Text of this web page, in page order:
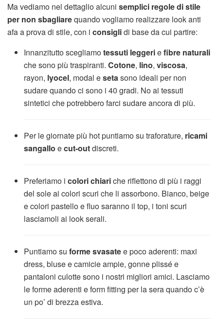
Ma vediamo nel dettaglio alcuni semplici regole di stile
per non sbagliarequando vogliamo realizzare look anti
afa a prova di stile, con i consiglidi base da cui partire:
Innanzitutto scegliamotessuti leggeriefibre naturali
che sono più traspiranti.Cotone, lino,viscosa,
rayon, lyocel, modal esetasono ideali per non
sudare quando ci sono i 40 gradi. No ai tessuti
sintetici che potrebbero farci sudare ancora di più.
Per le giornate più hot puntiamo su traforature, ricami
sangallo ecut-outdiscreti.
Preferiamo icolori chiariche riflettono di più i raggi
del sole ai colori scuri che li assorbono. Bianco, beige
e colori pastello e fluo saranno il top, i toni scuri
lasciamoli ai look serali.
Puntiamo suforme svasatee poco aderenti: maxi
dress, bluse e camicie ampie, gonne plissé e
pantaloni culotte sono i nostri migliori amici. Lasciamo
le forme aderenti e form fitting per la sera quando c’è
un po’ di brezza estiva.